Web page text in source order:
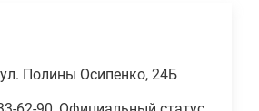
Полины Осипенко, 24Б